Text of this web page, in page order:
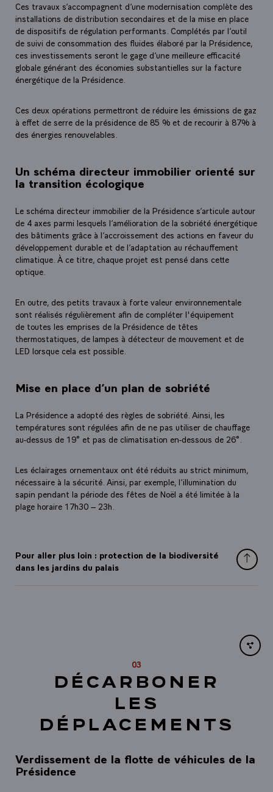
Ces travaux s’accompagnent d’une modernisation complète des
installations de distribution secondaires et de la mise en place
de dispositifs de régulation performants. Complétés par l’outil
de suivi de consommation des fluides élaboré par la Présidence,
ces investissements seront le gage d’une meilleure efficacité
globale générant des économies substantielles sur la facture
énergétique de la Présidence.
Ces deux opérations permettront de réduire les émissions de gaz
à effet de serre de la présidence de 85 % et de recourir à 87% à
des énergies renouvelables.
Un schéma directeur immobilier orienté sur
la transition écologique
Le schéma directeur immobilier de la Présidence s’articule autour
de 4 axes parmi lesquels l’amélioration de la sobriété énergétique
des bâtiments grâce à l’accroissement des actions en faveur du
développement durable et de l’adaptation au réchauffement
climatique. À ce titre, chaque projet est pensé dans cette
optique.
En outre, des petits travaux à forte valeur environnementale
sont réalisés régulièrement afin de compléter l'équipement
de toutes les emprises de la Présidence de têtes
thermostatiques, de lampes à détecteur de mouvement et de
LED lorsque cela est possible.
Mise en place d’un plan de sobriété
La Présidence a adopté des règles de sobriété. Ainsi, les
températures sont régulées afin de ne pas utiliser de chauffage
au-dessus de 19° et pas de climatisation en-dessous de 26°.
Les éclairages ornementaux ont été réduits au strict minimum,
nécessaire à la sécurité. Ainsi, par exemple, l’illumination du
sapin pendant la période des fêtes de Noël a été limitée à la
plage horaire 17h30 – 23h.
Pour aller plus loin : protection de la biodiversité
dans les jardins du palais
03
DÉCARBONER
LES
DÉPLACEMENTS
Share
Verdissement de la flotte de véhicules de la
Présidence